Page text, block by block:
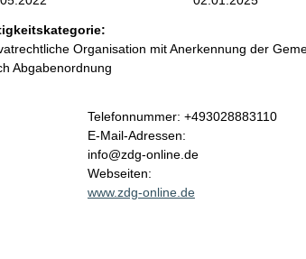
Organisation mit Anerkennung der
Abgabenordnung
K
o
n
t
a
Telefonnummer: +493028883110
E-Mail-Adressen:
info@zdg-online.de
Webseiten:
www.zdg-online.de